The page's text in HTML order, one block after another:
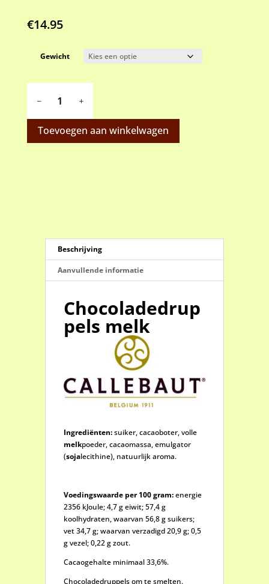
€14.95
Gewicht
melk
Toevoegen aan winkelwagen
Beschrijving
Aanvullende informatie
Chocoladedrup
pels melk
Ingrediënten:suiker, cacaoboter, volle
melkpoeder, cacaomassa, emulgator
(sojalecithine), natuurlijk aroma.
Voedingswaarde per 100 gram:energie
2356 kJoule; 4,7 g eiwit; 57,4 g
koolhydraten, waarvan 56,8 g suikers;
vet 34,7 g; waarvan verzadigd 20,9 g; 0,5
g vezel; 0,22 g zout.
Cacaogehalte minimaal 33,6%.
Chocoladedruppels om te smelten.